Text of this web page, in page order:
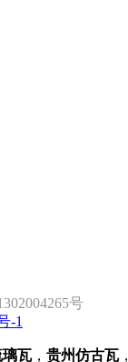
号
-1
瓦， 贵州仿古瓦，